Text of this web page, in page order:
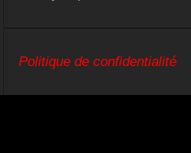
Politique de confidentialité